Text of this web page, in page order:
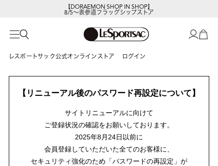
【DORAEMON SHOP IN SHOP】
8/5～表参道フラッグシップストア
レスポートサック公式オンラインストア ログイン
【リニューアル後のパスワード再設定について】
サイトリニューアルに向けて
ご登録状況の確認をお願いしております。
2025年8月24日以前に
会員登録していただいた全てのお客様に、
セキュリティ強化のため「パスワードの再設定」が